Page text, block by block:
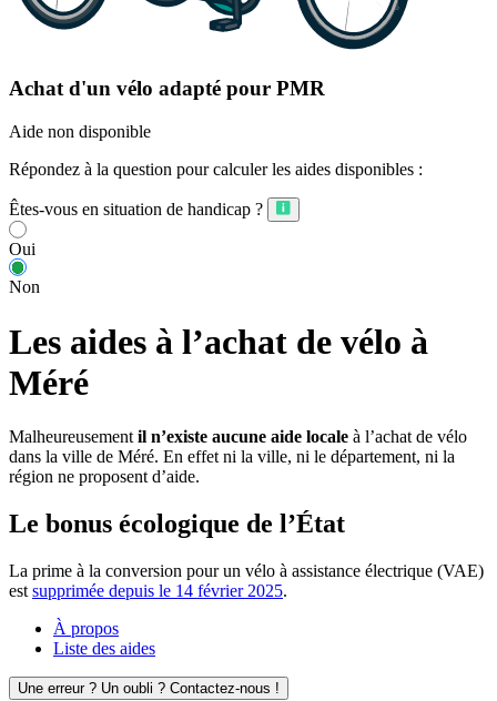
Achat d'un vélo adapté pour PMR
Aide non disponible
Répondez à la question pour calculer les aides disponibles :
Êtes-vous en situation de handicap ?
Oui
Non
Les aides à l’achat de vélo à
Méré
Malheureusement il n’existe aucune aide locale à l’achat de vélo
dans la ville de Méré. En effet ni la ville, ni le département, ni la
région ne proposent d’aide.
Le bonus écologique de l’État
La prime à la conversion pour un vélo à assistance électrique (VAE)
est supprimée depuis le 14 février 2025.
À propos
Liste des aides
Une erreur ? Un oubli ? Contactez-nous !